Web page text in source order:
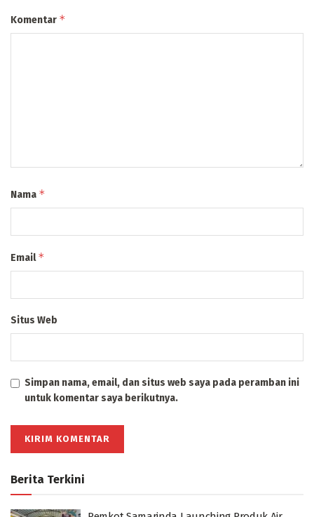
Komentar *
Nama *
Email*
Situs Web
Simpan nama, email, dan situs web saya pada peramban ini
untuk komentar saya berikutnya.
Berita Terkini